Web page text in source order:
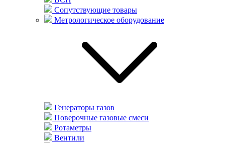
Сопутствующие товары
Метрологическое оборудование
Генераторы газов
Поверочные газовые смеси
Ротаметры
Вентили